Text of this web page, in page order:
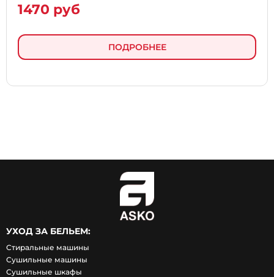
1470 руб
ПОДРОБНЕЕ
УХОД ЗА БЕЛЬЕМ:
Стиральные машины
Сушильные машины
Сушильные шкафы